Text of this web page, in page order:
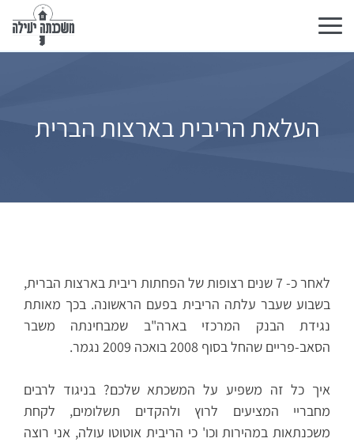
تبديل
التنقل
העלאת הריבית בארצות הברית
לאחר כ- 7 שנים רצופות של הפחתות ריבית בארצות הברית,
בשבוע שעבר עלתה הריבית בפעם הראשונה. בכך מאותת
נגידת הבנק המרכזי בארה"ב שמבחינתה משבר
הסאב-פריים שהחל בסוף 2008 בואכה 2009 נגמר.
איך כל זה משפיע על המשכתא שלכם? בניגוד לרבים
מחבריי המציעים לרוץ ולהקדים תשלומים, לקחת
משכנתאות במהירות וכו' כי הריבית אוטוטו עולה, אני רוצה